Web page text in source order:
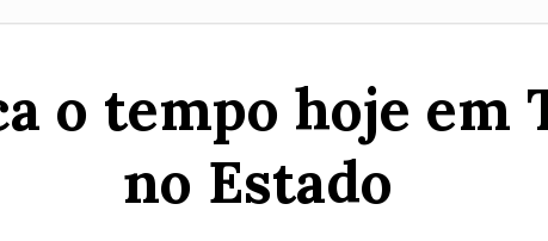
o tempo hoje em
no Estado